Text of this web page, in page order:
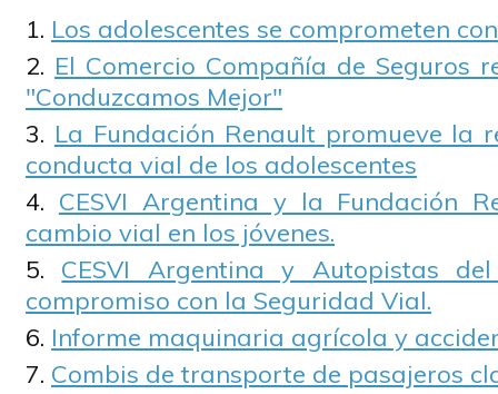
Los adolescentes se comprometen
El Comercio Compañía de Seguros
"Conduzcamos Mejor"
La Fundación Renault promueve la
conducta vial de los adolescentes
CESVI Argentina y la Fundación
cambio vial en los jóvenes.
CESVI Argentina y Autopistas
compromiso con la Seguridad Vial.
Informe maquinaria agrícola y
Combis de transporte de pasajeros